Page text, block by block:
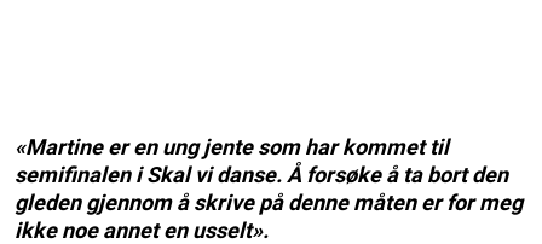
«Martine er en ung jente som har kommet til
semifinalen i Skal vi danse. Å forsøke å ta bort den
gleden gjennom å skrive på denne måten er for meg
ikke noe annet en usselt».